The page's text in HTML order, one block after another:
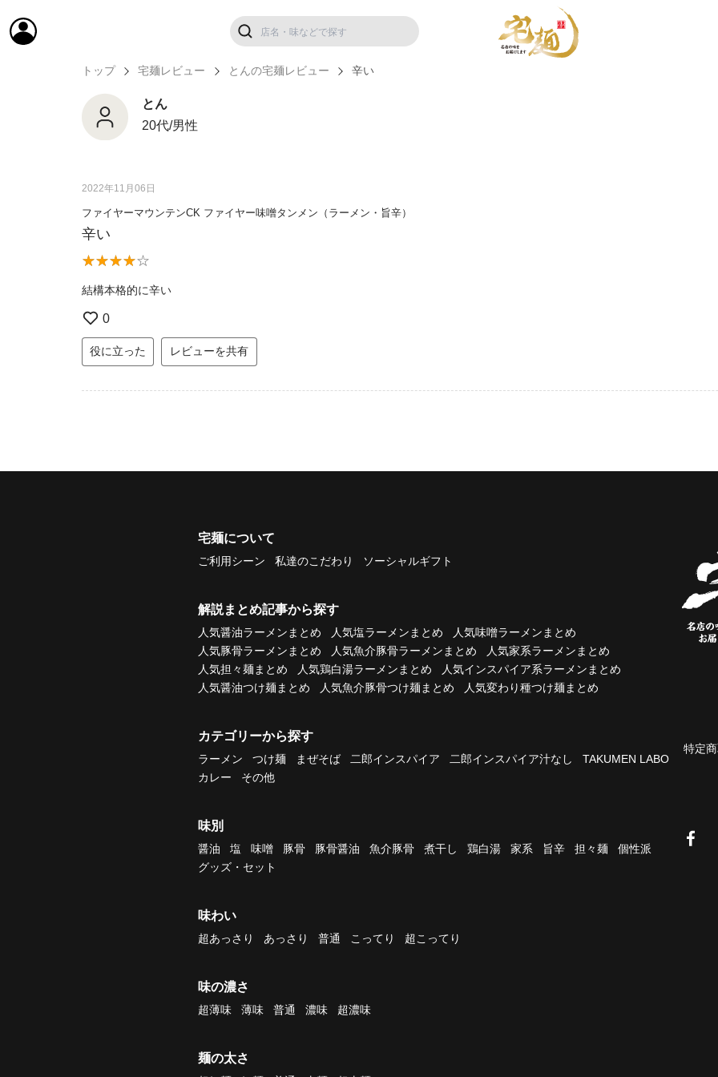
トップ 宅麺レビュー とんの宅麺レビュー 辛い
とん
20代/男性
2022年11月06日
ファイヤーマウンテンCK ファイヤー味噌タンメン（ラーメン・旨辛）
辛い
結構本格的に辛い
0
役に立った レビューを共有
宅麺について
ご利用シーン 私達のこだわり ソーシャルギフト
解説まとめ記事から探す
人気醤油ラーメンまとめ 人気塩ラーメンまとめ
人気味噌ラーメンまとめ
人気豚骨ラーメンまとめ
人気魚介豚骨ラーメンまとめ
人気家系ラーメンまとめ
人気担々麺まとめ
人気鶏白湯ラーメンまとめ
人気インスパイア系ラーメンまとめ
人気醤油つけ麺まとめ
人気魚介豚骨つけ麺まとめ 人気変わり種つけ麺まとめ
カテゴリーから探す
ラーメン つけ麺 まぜそば 二郎インスパイア 二郎インスパイア汁なし
TAKUMEN LABO
カレー
その他
味別
醤油 塩 味噌 豚骨 豚骨醤油 魚介豚骨 煮干し 鶏白湯 家系 旨辛 担々麺
個性派
グッズ・セット
味わい
超あっさり あっさり 普通 こってり 超こってり
味の濃さ
超薄味 薄味 普通 濃味 超濃味
麺の太さ
特定